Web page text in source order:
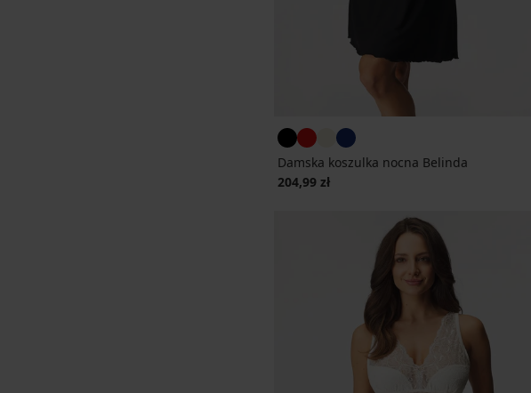
Damska koszulka nocna Belinda
204,99 zł